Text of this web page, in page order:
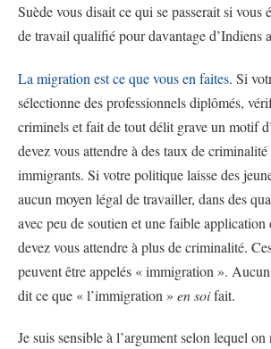
Suède vous disait ce qui se passerait si vous
de travail qualifié pour davantage d’Indiens
La migration est ce que vous en faites. Si
sélectionne des professionnels diplômés,
criminels et fait de tout délit grave un motif
devez vous attendre à des taux de
immigrants. Si votre politique laisse des
aucun moyen légal de travailler, dans des
avec peu de soutien et une faible application
devez vous attendre à plus de criminalité.
peuvent être appelés « immigration ».
dit ce que « l’immigration » en soifait.
Je suis sensible à l’argument selon lequel